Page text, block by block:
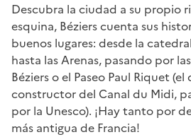
Descubra la ciudad a su propio
esquina, Béziers cuenta sus
buenos lugares: desde la
hasta las Arenas, pasando por
Béziers o el Paseo Paul Riquet
constructor del Canal du Midi,
por la Unesco). ¡Hay tanto por
más antigua de Francia!